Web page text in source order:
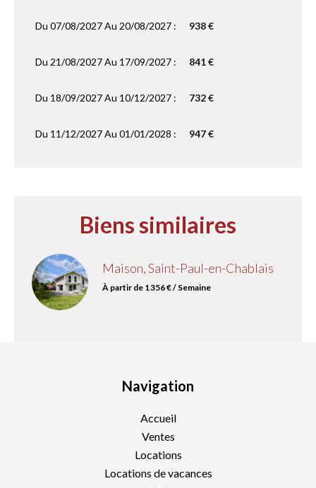
Du 07/08/2027 Au 20/08/2027 : 938 €
Du 21/08/2027 Au 17/09/2027 : 841 €
Du 18/09/2027 Au 10/12/2027 : 732 €
Du 11/12/2027 Au 01/01/2028 : 947 €
Biens similaires
Maison, Saint-Paul-en-Chablais
À partir de 1 356 € / Semaine
Navigation
Accueil
Ventes
Locations
Locations de vacances